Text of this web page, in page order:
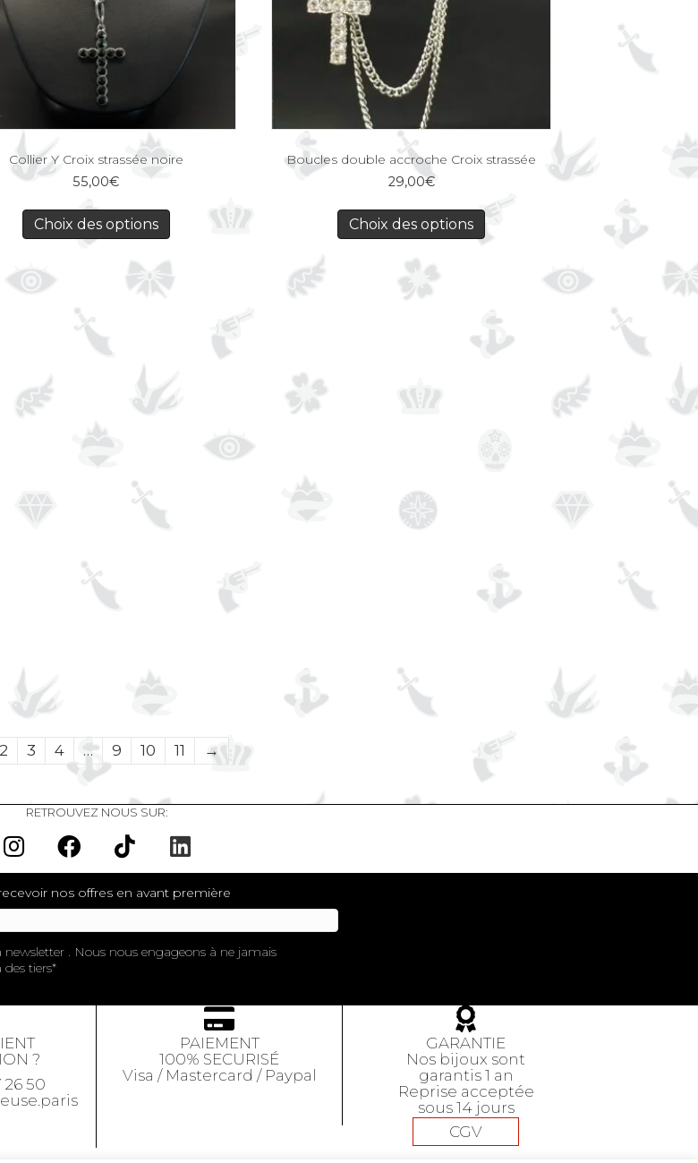
Collier Y Croix strassée noire
55,00€
Choix des options
Boucles double accroche Croix strassée
29,00€
Choix des options
2 3 4 … 9 10 11 →
RETROUVEZ NOUS SUR:
nos offres en avant première
newsletter . Nous nous engageons à ne jamais
tiers
?
26 50
PAIEMENT
100% SECURISÉ
Visa / Mastercard / Paypal
GARANTIE
Nos bijoux sont
garantis 1 an
Reprise acceptée
sous 14 jours
CGV